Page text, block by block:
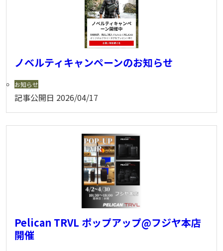
ノベルティキャンペーンのお知らせ
お知らせ
記事公開日 2026/04/17
Pelican TRVL ポップアップ@フジヤ本店
開催